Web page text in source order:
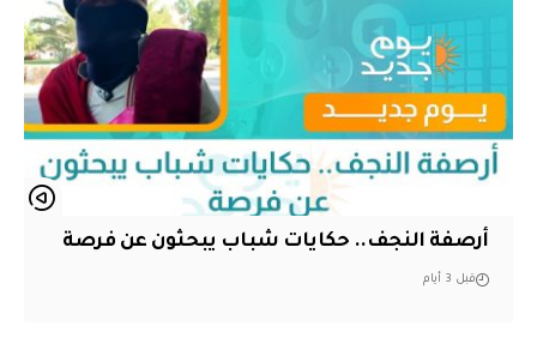
أرصفة النجف.. حكايات شباب يبحثون عن فرصة
قبل 3 أيام